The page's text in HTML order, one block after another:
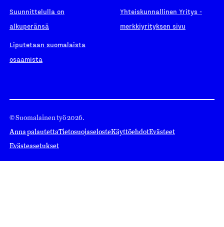
Suunnittelulla on
alkuperänsä
Liputetaan suomalaista
osaamista
Yhteiskunnallinen Yritys -
merkkiyrityksen sivu
© Suomalainen työ 2026.
Anna palautettaTietosuojaselosteKäyttöehdotEvästeet
Evästeasetukset